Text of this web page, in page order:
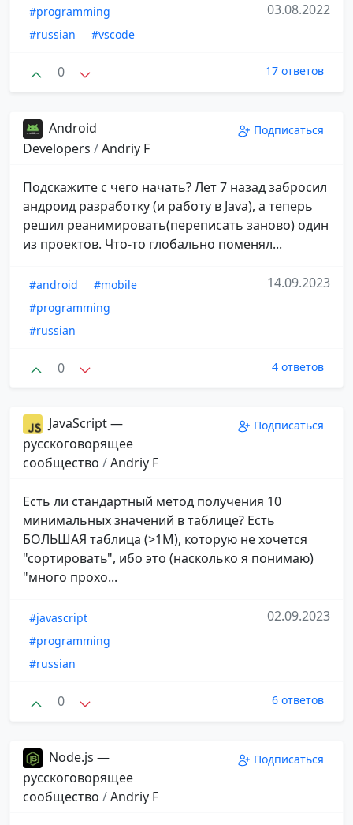
#programming
#russian
#vscode
03.08.2022
0 17 ответов
Android
Developers /Andriy F
Подписаться
Подскажите с чего начать? Лет 7 назад забросил
андроид разработку (и работу в Java), а теперь
решил реанимировать(переписать заново) один
из проектов. Что-то глобально поменял...
#android
#mobile
#programming
#russian
14.09.2023
0 4 ответов
JavaScript —
русскоговорящее
сообщество /Andriy F
Подписаться
Есть ли стандартный метод получения 10
минимальных значений в таблице? Есть
БОЛЬШАЯ таблица (>1M), которую не хочется
"сортировать", ибо это (насколько я понимаю)
"много прохо...
#javascript
#programming
#russian
02.09.2023
0 6 ответов
Node.js —
русскоговорящее
сообщество /Andriy F
Подписаться